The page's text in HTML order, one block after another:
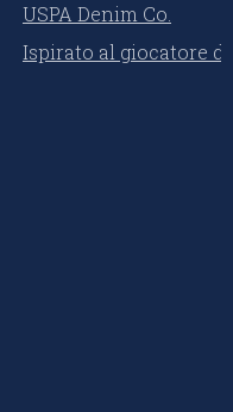
USPA Denim Co.
Ispirato al giocatore